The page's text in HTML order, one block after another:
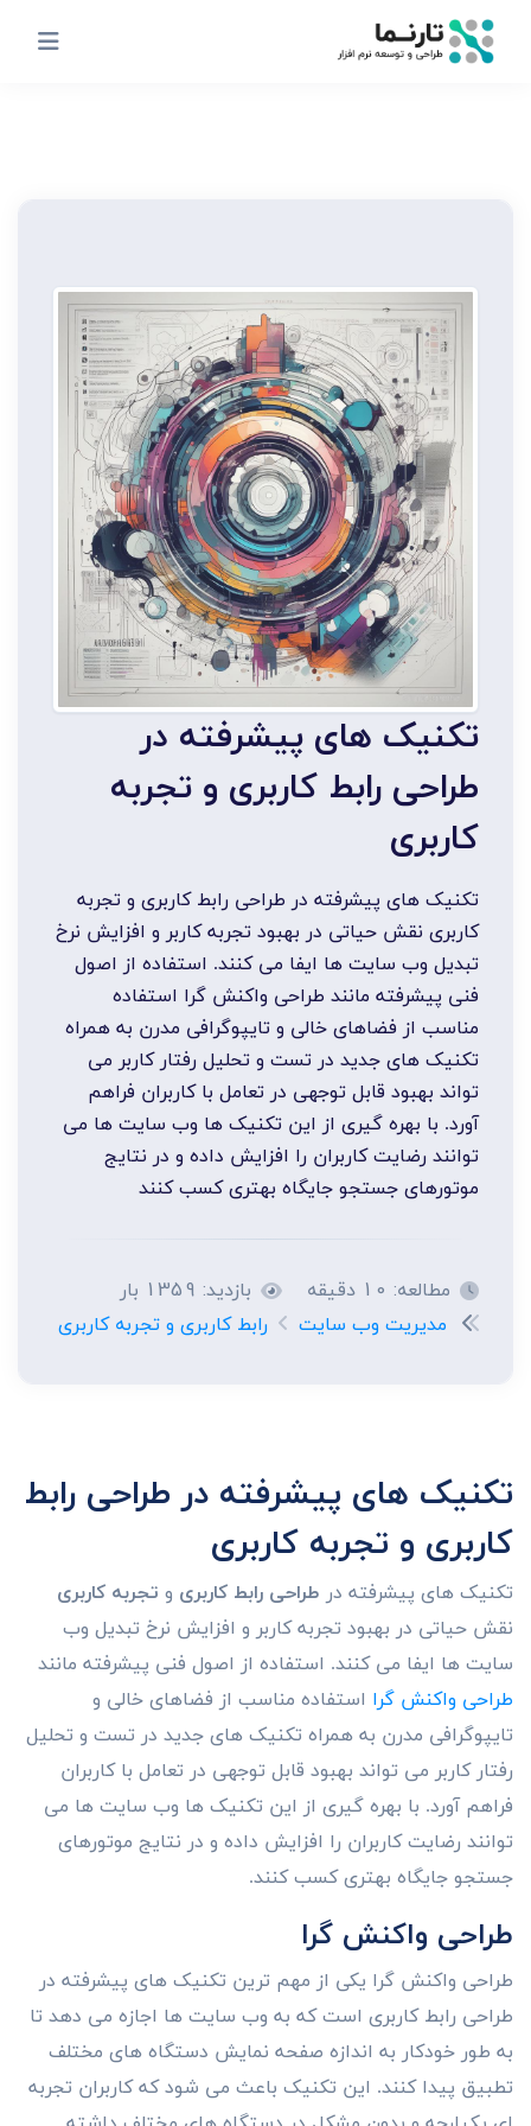
تکنیک های پیشرفته در
طراحی رابط کاربری و تجربه
کاربری
تکنیک های پیشرفته در طراحی رابط کاربری و تجربه
کاربری نقش حیاتی در بهبود تجربه کاربر و افزایش نرخ
تبدیل وب سایت ها ایفا می کنند. استفاده از اصول
فنی پیشرفته مانند طراحی واکنش گرا استفاده
مناسب از فضاهای خالی و تایپوگرافی مدرن به همراه
تکنیک های جدید در تست و تحلیل رفتار کاربر می
تواند بهبود قابل توجهی در تعامل با کاربران فراهم
آورد. با بهره گیری از این تکنیک ها وب سایت ها می
توانند رضایت کاربران را افزایش داده و در نتایج
موتورهای جستجو جایگاه بهتری کسب کنند
مطالعه: 10 دقیقه
بازدید: 1359 بار
مدیریت وب سایت
رابط کاربری و تجربه کاربری
تکنیک های پیشرفته در طراحی رابط
کاربری و تجربه کاربری
تکنیک های پیشرفته در طراحی رابط کاربری و تجربه کاربری
نقش حیاتی در بهبود تجربه کاربر و افزایش نرخ تبدیل وب
سایت ها ایفا می کنند. استفاده از اصول فنی پیشرفته مانند
طراحی واکنش گرا استفاده مناسب از فضاهای خالی و
تایپوگرافی مدرن به همراه تکنیک های جدید در تست و تحلیل
رفتار کاربر می تواند بهبود قابل توجهی در تعامل با کاربران
فراهم آورد. با بهره گیری از این تکنیک ها وب سایت ها می
توانند رضایت کاربران را افزایش داده و در نتایج موتورهای
جستجو جایگاه بهتری کسب کنند.
طراحی واکنش گرا
طراحی واکنش گرا یکی از مهم ترین تکنیک های پیشرفته در
طراحی رابط کاربری است که به وب سایت ها اجازه می دهد تا
به طور خودکار به اندازه صفحه نمایش دستگاه های مختلف
تطبیق پیدا کنند. این تکنیک باعث می شود که کاربران تجربه